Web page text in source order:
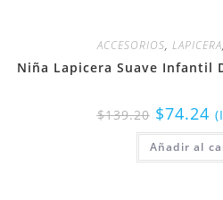
ACCESORIOS, LAPICERA,
Niña Lapicera Suave Infantil
$139.20 $74.24
Añadir al